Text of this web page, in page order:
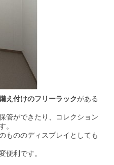
え付けのフリーラックがある
管ができたり、コレクション
。
もののディスプレイとしても
便利です。